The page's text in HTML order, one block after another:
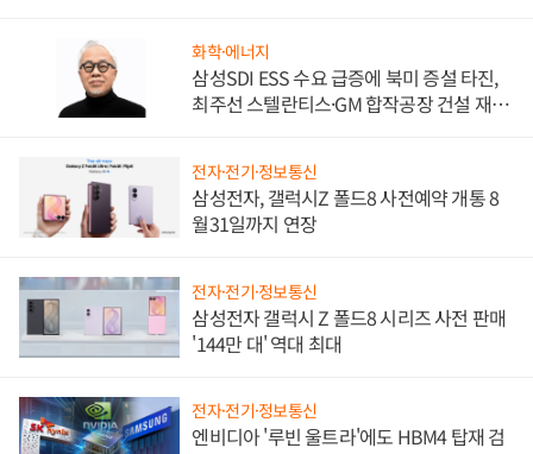
화학·에너지
삼성SDI ESS 수요 급증에 북미 증설 타진,
최주선 스텔란티스·GM 합작공장 건설 재추
전자·전기·정보통신
삼성전자, 갤럭시Z 폴드8 사전예약 개통 8
월31일까지 연장
전자·전기·정보통신
삼성전자 갤럭시 Z 폴드8 시리즈 사전 판매
'144만 대' 역대 최대
전자·전기·정보통신
엔비디아 '루빈 울트라'에도 HBM4 탑재 검